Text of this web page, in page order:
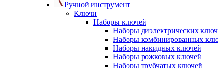
Ручной инструмент
Ключи
Наборы ключей
Наборы диэлектрических
Наборы комбинированных
Наборы накидных ключей
Наборы рожковых ключей
Наборы трубчатых ключей